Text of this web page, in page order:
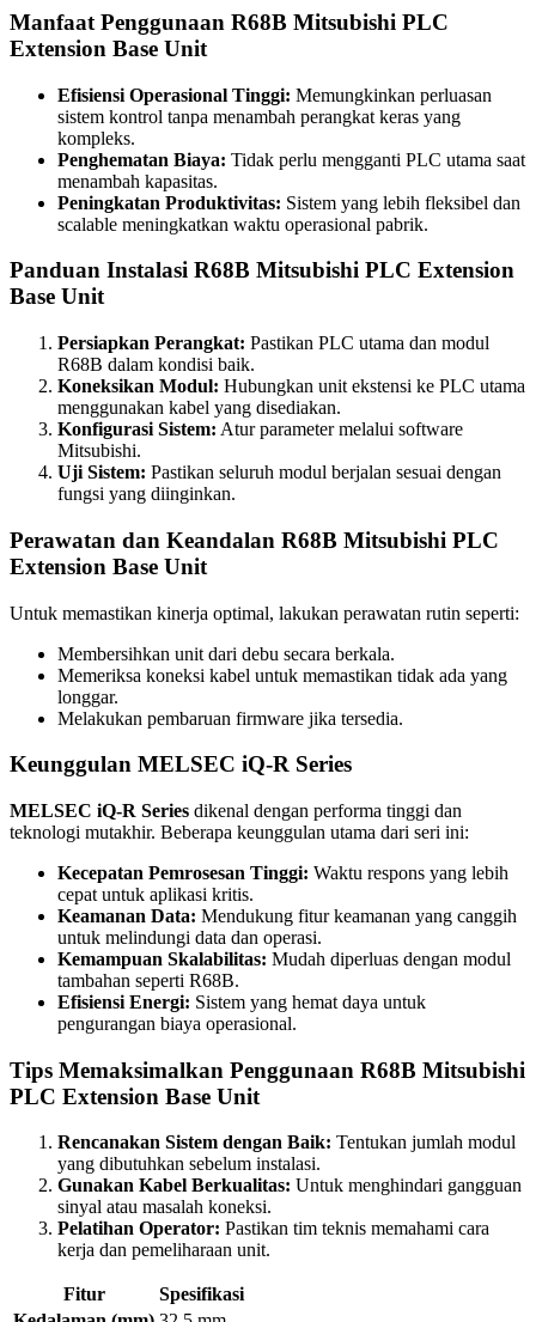
Manfaat Penggunaan R68B Mitsubishi PLC
Extension Base Unit
Efisiensi Operasional Tinggi: Memungkinkan perluasan
sistem kontrol tanpa menambah perangkat keras yang
kompleks.
Penghematan Biaya: Tidak perlu mengganti PLC utama saat
menambah kapasitas.
Peningkatan Produktivitas: Sistem yang lebih fleksibel dan
scalable meningkatkan waktu operasional pabrik.
Panduan Instalasi R68B Mitsubishi PLC Extension
Base Unit
Persiapkan Perangkat: Pastikan PLC utama dan modul
R68B dalam kondisi baik.
Koneksikan Modul: Hubungkan unit ekstensi ke PLC utama
menggunakan kabel yang disediakan.
Konfigurasi Sistem: Atur parameter melalui software
Mitsubishi.
Uji Sistem: Pastikan seluruh modul berjalan sesuai dengan
fungsi yang diinginkan.
Perawatan dan Keandalan R68B Mitsubishi PLC
Extension Base Unit
Untuk memastikan kinerja optimal, lakukan perawatan rutin seperti:
Membersihkan unit dari debu secara berkala.
Memeriksa koneksi kabel untuk memastikan tidak ada yang
longgar.
Melakukan pembaruan firmware jika tersedia.
Keunggulan MELSEC iQ-R Series
MELSEC iQ-R Series dikenal dengan performa tinggi dan
teknologi mutakhir. Beberapa keunggulan utama dari seri ini:
Kecepatan Pemrosesan Tinggi: Waktu respons yang lebih
cepat untuk aplikasi kritis.
Keamanan Data: Mendukung fitur keamanan yang canggih
untuk melindungi data dan operasi.
Kemampuan Skalabilitas: Mudah diperluas dengan modul
tambahan seperti R68B.
Efisiensi Energi: Sistem yang hemat daya untuk
pengurangan biaya operasional.
Tips Memaksimalkan Penggunaan R68B Mitsubishi
PLC Extension Base Unit
Rencanakan Sistem dengan Baik: Tentukan jumlah modul
yang dibutuhkan sebelum instalasi.
Gunakan Kabel Berkualitas: Untuk menghindari gangguan
sinyal atau masalah koneksi.
Pelatihan Operator: Pastikan tim teknis memahami cara
kerja dan pemeliharaan unit.
Fitur
Spesifikasi